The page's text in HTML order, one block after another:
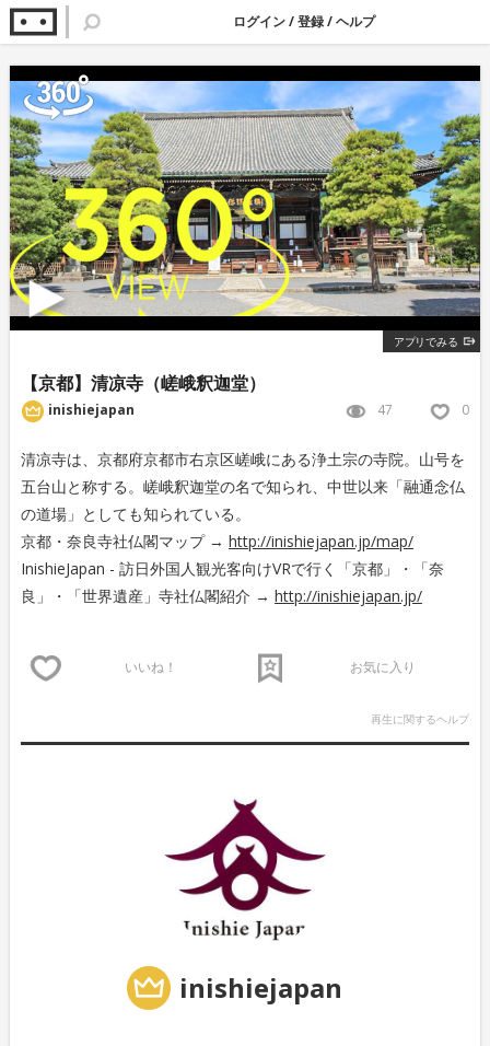
ログイン/登録/ヘルプ
アプリでみる
【京都】清凉寺（嵯峨釈迦堂）
inishiejapan 47 0
清凉寺は、京都府京都市右京区嵯峨にある浄土宗の寺院。山号を
五台山と称する。嵯峨釈迦堂の名で知られ、中世以来「融通念仏
の道場」としても知られている。
京都・奈良寺社仏閣マップ → http://inishiejapan.jp/map/
InishieJapan - 訪日外国人観光客向けVRで行く「京都」・「奈
良」・「世界遺産」寺社仏閣紹介 → http://inishiejapan.jp/
いいね！ お気に入り
再生に関するヘルプ
inishiejapan